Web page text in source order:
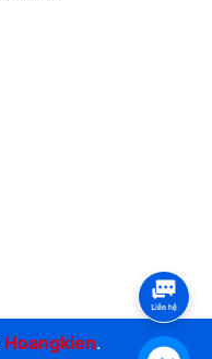
Hoangkien.